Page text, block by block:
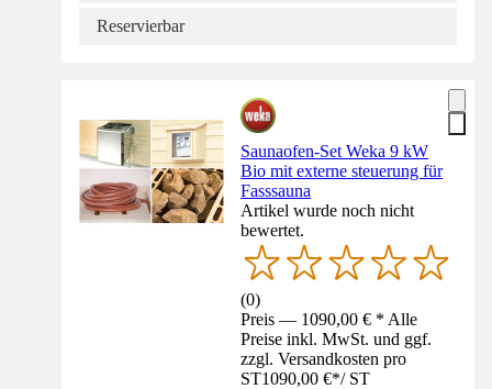
Reservierbar
Saunaofen-Set Weka 9 kW
Bio mit externe steuerung für
Fasssauna
Artikel wurde noch nicht
bewertet.
(0)
Preis — 1090,00 € * Alle
Preise inkl. MwSt. und ggf.
zzgl. Versandkosten pro
ST1090,00 €*/ ST